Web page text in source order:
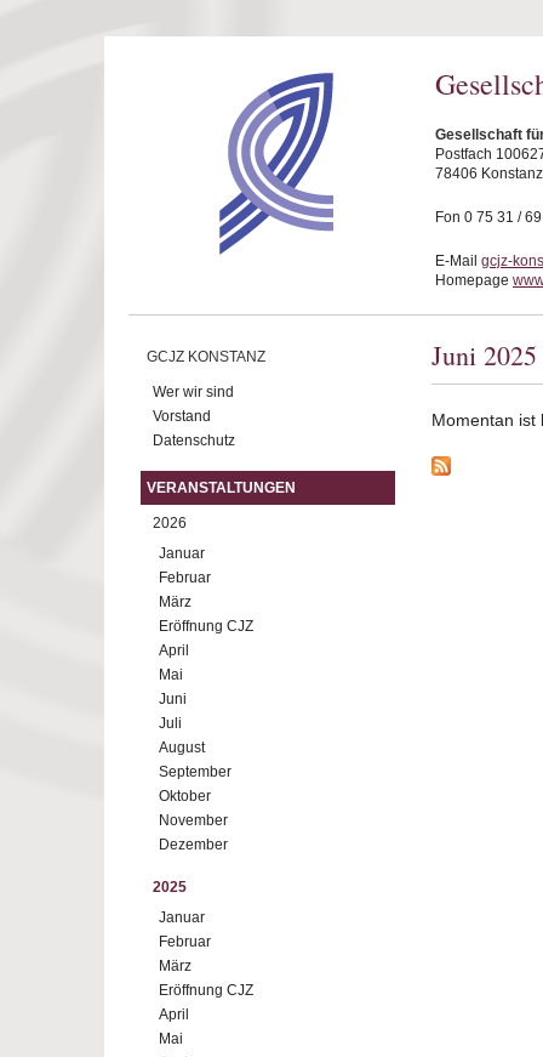
Gesellschaft
Postfach
78406 Konstanz
Fon 0 75 31 /
E-Mail gcjz-
Homepage
GCJZ KONSTANZ
Wer wir sind
Vorstand
Datenschutz
VERANSTALTUNGEN
2026
Januar
Februar
März
Eröffnung CJZ
April
Mai
Juni
Juli
August
September
Oktober
November
Dezember
2025
Januar
Februar
März
Eröffnung CJZ
April
Mai
Juni 2025
Momentan ist